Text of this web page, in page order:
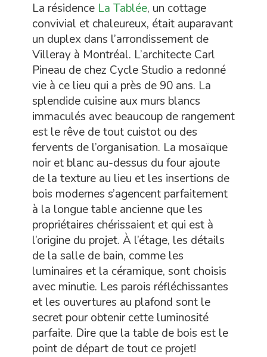
La résidence La Tablée, un cottage
convivial et chaleureux, était auparavant
un duplex dans l’arrondissement de
Villeray à Montréal. L’architecte Carl
Pineau de chez Cycle Studio a redonné
vie à ce lieu qui a près de 90 ans. La
splendide cuisine aux murs blancs
immaculés avec beaucoup de rangement
est le rêve de tout cuistot ou des
fervents de l’organisation. La mosaïque
noir et blanc au-dessus du four ajoute
de la texture au lieu et les insertions de
bois modernes s’agencent parfaitement
à la longue table ancienne que les
propriétaires chérissaient et qui est à
l’origine du projet. À l’étage, les détails
de la salle de bain, comme les
luminaires et la céramique, sont choisis
avec minutie. Les parois réfléchissantes
et les ouvertures au plafond sont le
secret pour obtenir cette luminosité
parfaite. Dire que la table de bois est le
point de départ de tout ce projet!